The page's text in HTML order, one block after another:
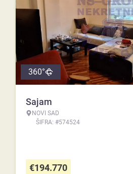
360°
Sajam
NOVI SAD
ŠIFRA: #574524
€194.770